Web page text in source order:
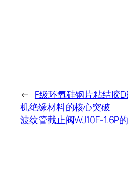
← F级环氧硅钢片粘结胶
机绝缘材料的核心突破
波纹管截止阀WJ10F-1.6P